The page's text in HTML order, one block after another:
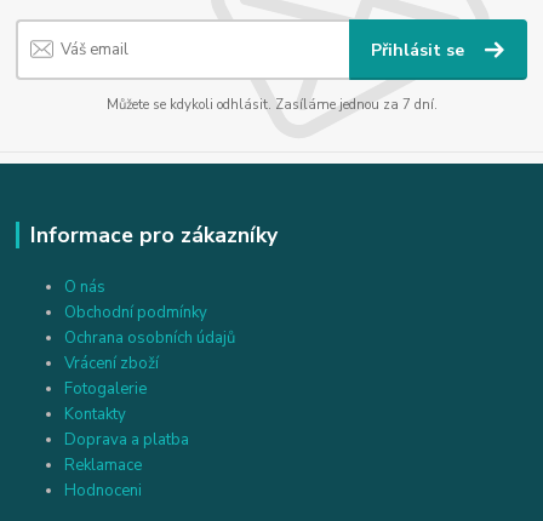
Přihlásit se
Můžete se kdykoli odhlásit. Zasíláme jednou za 7 dní.
Informace pro zákazníky
O nás
Obchodní podmínky
Ochrana osobních údajů
Vrácení zboží
Fotogalerie
Kontakty
Doprava a platba
Reklamace
Hodnoceni